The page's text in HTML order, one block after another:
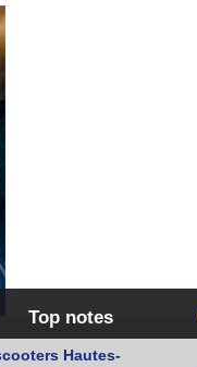
Top notes
Hautes-